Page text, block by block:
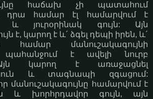
հաճախ չի պատահում
դրա համար էլ համարվում է
և յուրօրինակ գույն: Այն
է, կարող է և´ ձգել դեպի իրեն, և´
մանուշակագույնի
պահանջում է ավելի նուրբ
կարող է առաջացնել
և տագնապի զգացում:
մանուշակագույնը համարվում է
և խորհրդավոր գույն, այն